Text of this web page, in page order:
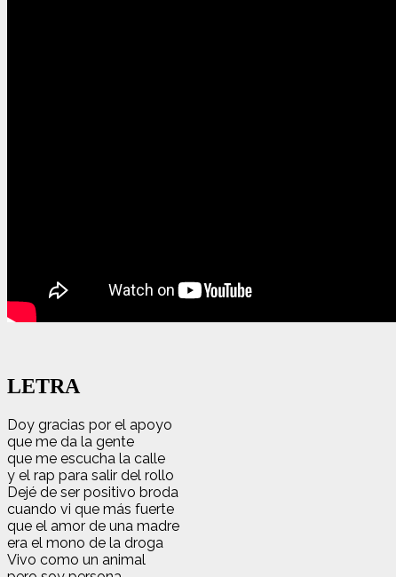
LETRA
Doy gracias por el apoyo
que me da la gente
que me escucha la calle
y el rap para salir del rollo
Dejé de ser positivo broda
cuando vi que más fuerte
que el amor de una madre
era el mono de la droga
Vivo como un animal